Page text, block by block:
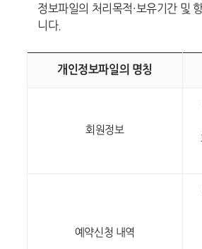
정보파일의 처리목적·보유기간 및
니다.
개인정보파일의 명칭
회원정보
예약신청 내역